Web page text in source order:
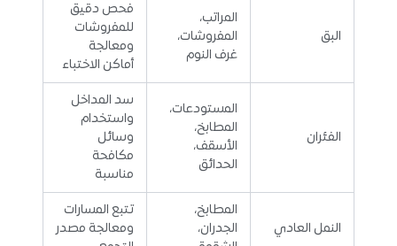
البق
المراتب،
المفروشات،
غرف النوم
فحص دقيق
للمفروشات
ومعالجة
أماكن الاختباء
الفئران
المستودعات،
المطابخ،
الأسقف،
الحدائق
سد المداخل
واستخدام
وسائل
مكافحة
مناسبة
النمل العادي
المطابخ،
الجدران،
تتبع المسارات
ومعالجة مصدر